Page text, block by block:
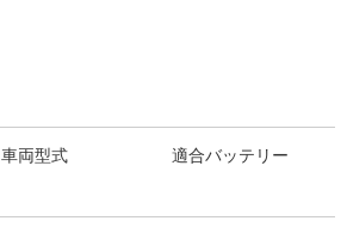
車両型式 適合バッテリー